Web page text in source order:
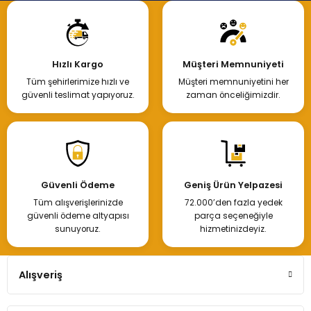
Hızlı Kargo
Tüm şehirlerimize hızlı ve
güvenli teslimat yapıyoruz.
Müşteri Memnuniyeti
Müşteri memnuniyetini her
zaman önceliğimizdir.
Güvenli Ödeme
Tüm alışverişlerinizde
güvenli ödeme altyapısı
sunuyoruz.
Geniş Ürün Yelpazesi
72.000’den fazla yedek
parça seçeneğiyle
hizmetinizdeyiz.
Alışveriş